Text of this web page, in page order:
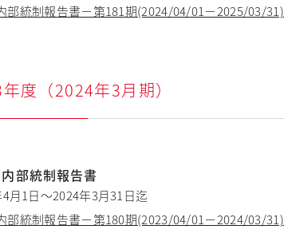
部統制報告書－第181期(2024/04/01－2025/03/31)
度（2024年3月期）
部統制報告書
月1日～2024年3月31日迄
部統制報告書－第180期(2023/04/01－2024/03/31)